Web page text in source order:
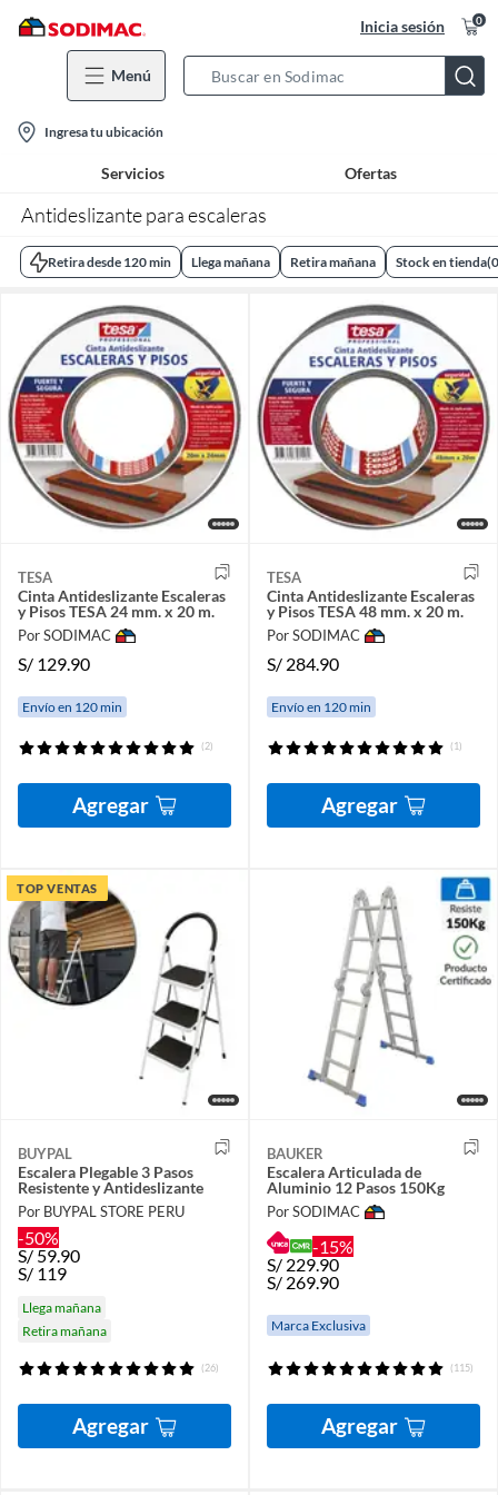
Inicia sesión 0
Menú
Bar
location-
icon
Ingresa tu ubicación
Servicios Ofertas
Antideslizante para escaleras
Retira desde 120 min Llega mañana Retira mañana Stock en tienda(0
TESA
Cinta Antideslizante Escaleras
y Pisos TESA 24 mm. x 20 m.
Por SODIMAC
S/ 129.90
Envío en 120 min
(2)
Agregar
TESA
Cinta Antideslizante Escaleras
y Pisos TESA 48 mm. x 20 m.
Por SODIMAC
S/ 284.90
Envío en 120 min
(1)
Agregar
TOP VENTAS
BUYPAL
Escalera Plegable 3 Pasos
Resistente y Antideslizante
Por BUYPAL STORE PERU
-50%
S/59.90
S/ 119
Llega mañana
Retira mañana
(26)
Agregar
BAUKER
Escalera Articulada de
Aluminio 12 Pasos 150Kg
Por SODIMAC
-15%
S/ 229.90
S/ 269.90
Marca Exclusiva
(115)
Agregar